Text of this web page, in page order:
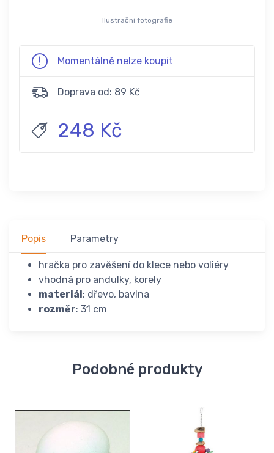
Ilustrační fotografie
Momentálně nelze koupit
Doprava od: 89 Kč
248 Kč
Popis Parametry
hračka pro zavěšení do klece nebo voliéry
vhodná pro andulky, korely
materiál: dřevo, bavlna
rozměr: 31 cm
Podobné produkty